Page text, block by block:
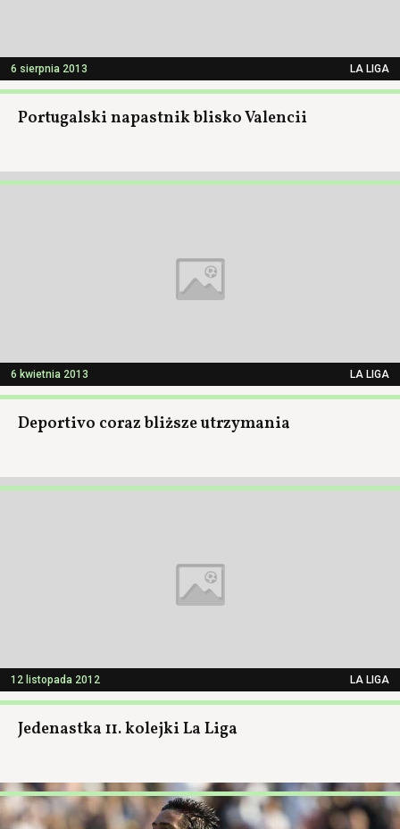
6 sierpnia 2013 LA LIGA
Portugalski napastnik blisko Valencii
6 kwietnia 2013 LA LIGA
Deportivo coraz bliższe utrzymania
12 listopada 2012 LA LIGA
Jedenastka 11. kolejki La Liga